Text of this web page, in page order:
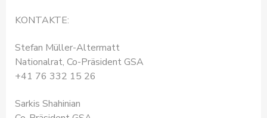
KONTAKTE:
Stefan Müller-Altermatt
Nationalrat, Co-Präsident GSA
+41 76 332 15 26
Sarkis Shahinian